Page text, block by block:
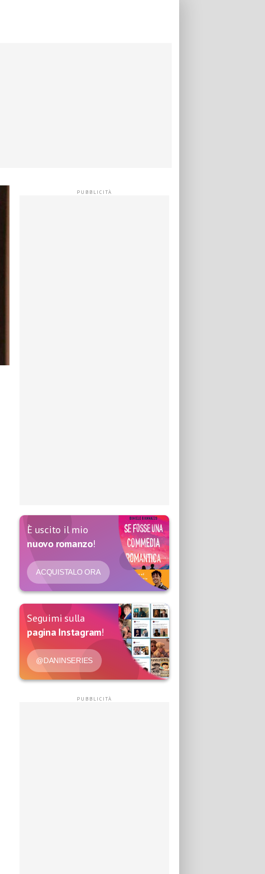
È uscito il mio
nuovo romanzo!
ACQUISTALO ORA
Seguimi sulla
pagina Instagram!
@DANINSERIES